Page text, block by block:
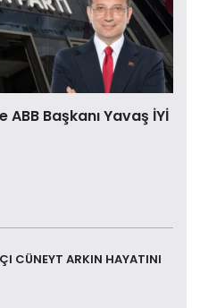
ABB Başkanı Yavaş İYİ
CÜNEYT ARKIN HAYATINI